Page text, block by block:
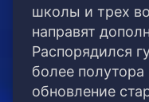
школы и трех
направят
Распорядился
более
обновление